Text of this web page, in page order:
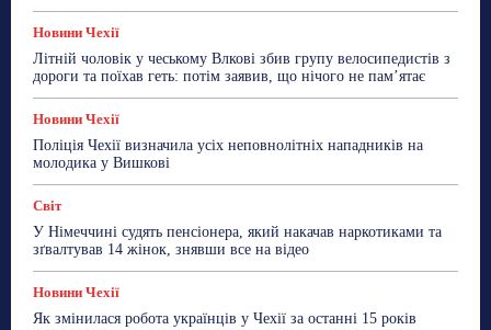
Новини Чехії
Літній чоловік у чеському Влкові збив групу велосипедистів з
дороги та поїхав геть: потім заявив, що нічого не пам’ятає
Новини Чехії
Поліція Чехії визначила усіх неповнолітніх нападників на
молодика у Вишкові
Світ
У Німеччині судять пенсіонера, який накачав наркотиками та
зґвалтував 14 жінок, знявши все на відео
Новини Чехії
Як змінилася робота українців у Чехії за останні 15 років